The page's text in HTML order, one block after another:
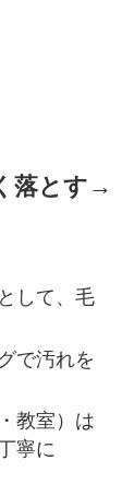
落とす→
して、毛
で汚れを
教室）は
寧に